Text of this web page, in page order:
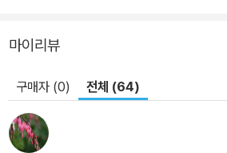
마이리뷰
구매자 (0) 전체 (64)